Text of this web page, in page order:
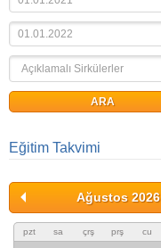
Eğitim Takvimi
Ağustos 2026
pzt sa çrş prş cu